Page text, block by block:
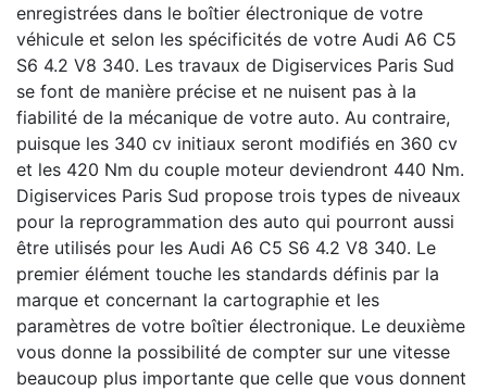
enregistrées dans le boîtier électronique de votre
véhicule et selon les spécificités de votre Audi A6 C5
S6 4.2 V8 340. Les travaux de Digiservices Paris Sud
se font de manière précise et ne nuisent pas à la
fiabilité de la mécanique de votre auto. Au contraire,
puisque les 340 cv initiaux seront modifiés en 360 cv
et les 420 Nm du couple moteur deviendront 440 Nm.
Digiservices Paris Sud propose trois types de niveaux
pour la reprogrammation des auto qui pourront aussi
être utilisés pour les Audi A6 C5 S6 4.2 V8 340. Le
premier élément touche les standards définis par la
marque et concernant la cartographie et les
paramètres de votre boîtier électronique. Le deuxième
vous donne la possibilité de compter sur une vitesse
beaucoup plus importante que celle que vous donnent